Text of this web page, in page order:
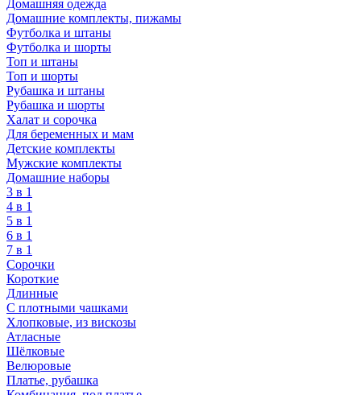
Домашняя одежда
Домашние комплекты, пижамы
Футболка и штаны
Футболка и шорты
Топ и штаны
Топ и шорты
Рубашка и штаны
Рубашка и шорты
Халат и сорочка
Для беременных и мам
Детские комплекты
Мужские комплекты
Домашние наборы
3 в 1
4 в 1
5 в 1
6 в 1
7 в 1
Сорочки
Короткие
Длинные
С плотными чашками
Хлопковые, из вискозы
Атласные
Шёлковые
Велюровые
Платье, рубашка